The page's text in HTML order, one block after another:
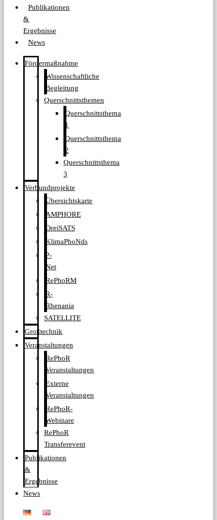
Publikationen
&
Ergebnisse
News
Fördermaßnahme
Wissenschaftliche
Begleitung
Querschnittsthemen
Querschnittsthema
1
Querschnittsthema
2
Querschnittsthema
3
Verbundprojekte
Übersichtskarte
AMPHORE
DreiSATS
KlimaPhoNds
P-
Net
RePhoRM
R-
Rhenania
SATELLITE
Großtechnik
Veranstaltungen
RePhoR
Veranstaltungen
Externe
Veranstaltungen
RePhoR-
Webinare
RePhoR
Transferevent
Publikationen
&
Ergebnisse
News